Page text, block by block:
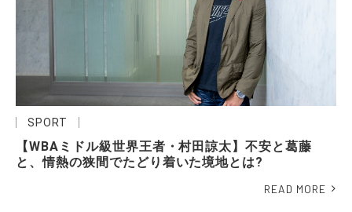
SPORT
【WBAミドル級世界王者・村田諒太】不安と葛藤
と、情熱の狭間でたどり着いた境地とは?
READ MORE